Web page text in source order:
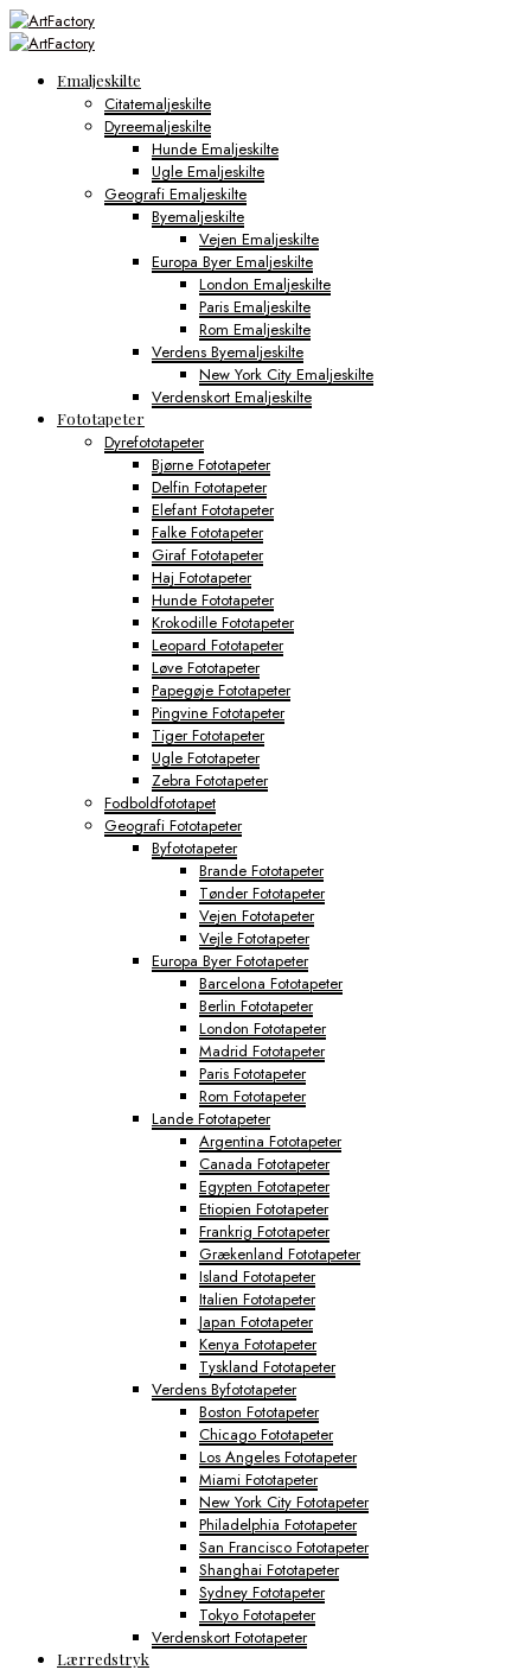
Emaljeskilte
Citatemaljeskilte
Dyreemaljeskilte
Hunde Emaljeskilte
Ugle Emaljeskilte
Geografi Emaljeskilte
Byemaljeskilte
Vejen Emaljeskilte
Europa Byer Emaljeskilte
London Emaljeskilte
Paris Emaljeskilte
Rom Emaljeskilte
Verdens Byemaljeskilte
New York City Emaljeskilte
Verdenskort Emaljeskilte
Fototapeter
Dyrefototapeter
Bjørne Fototapeter
Delfin Fototapeter
Elefant Fototapeter
Falke Fototapeter
Giraf Fototapeter
Haj Fototapeter
Hunde Fototapeter
Krokodille Fototapeter
Leopard Fototapeter
Løve Fototapeter
Papegøje Fototapeter
Pingvine Fototapeter
Tiger Fototapeter
Ugle Fototapeter
Zebra Fototapeter
Fodboldfototapet
Geografi Fototapeter
Byfototapeter
Brande Fototapeter
Tønder Fototapeter
Vejen Fototapeter
Vejle Fototapeter
Europa Byer Fototapeter
Barcelona Fototapeter
Berlin Fototapeter
London Fototapeter
Madrid Fototapeter
Paris Fototapeter
Rom Fototapeter
Lande Fototapeter
Argentina Fototapeter
Canada Fototapeter
Egypten Fototapeter
Etiopien Fototapeter
Frankrig Fototapeter
Grækenland Fototapeter
Island Fototapeter
Italien Fototapeter
Japan Fototapeter
Kenya Fototapeter
Tyskland Fototapeter
Verdens Byfototapeter
Boston Fototapeter
Chicago Fototapeter
Los Angeles Fototapeter
Miami Fototapeter
New York City Fototapeter
Philadelphia Fototapeter
San Francisco Fototapeter
Shanghai Fototapeter
Sydney Fototapeter
Tokyo Fototapeter
Verdenskort Fototapeter
Lærredstryk